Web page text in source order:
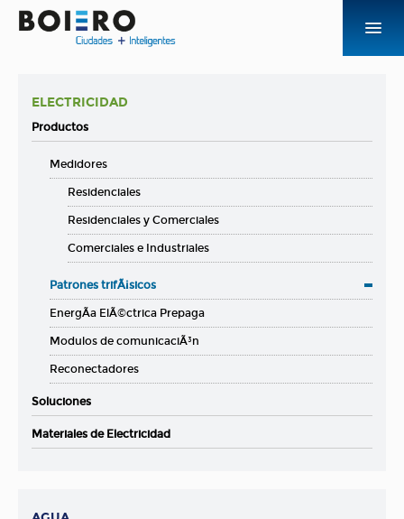
PRODUCTOS Y SOLUCIONES
CONTACTO
ACCESOS
ELECTRICIDAD
Productos
Medidores
Residenciales
Residenciales y Comerciales
Comerciales e Industriales
Patrones trifÃ¡sicos
EnergÃ­a ElÃ©ctrica Prepaga
Modulos de comunicaciÃ³n
Reconectadores
Soluciones
Materiales de Electricidad